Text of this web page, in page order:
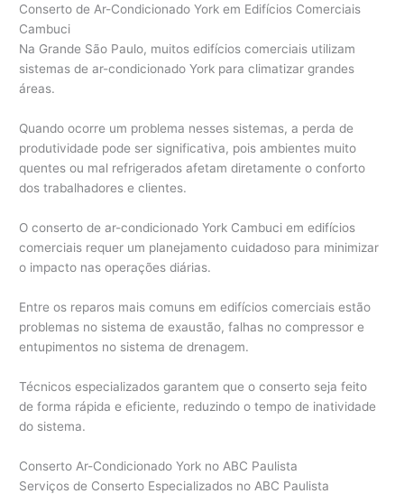
Conserto de Ar-Condicionado York em Edifícios Comerciais
Cambuci
Na Grande São Paulo, muitos edifícios comerciais utilizam
sistemas de ar-condicionado York para climatizar grandes
áreas.
Quando ocorre um problema nesses sistemas, a perda de
produtividade pode ser significativa, pois ambientes muito
quentes ou mal refrigerados afetam diretamente o conforto
dos trabalhadores e clientes.
O conserto de ar-condicionado York Cambuci em edifícios
comerciais requer um planejamento cuidadoso para minimizar
o impacto nas operações diárias.
Entre os reparos mais comuns em edifícios comerciais estão
problemas no sistema de exaustão, falhas no compressor e
entupimentos no sistema de drenagem.
Técnicos especializados garantem que o conserto seja feito
de forma rápida e eficiente, reduzindo o tempo de inatividade
do sistema.
Conserto Ar-Condicionado York no ABC Paulista
Serviços de Conserto Especializados no ABC Paulista